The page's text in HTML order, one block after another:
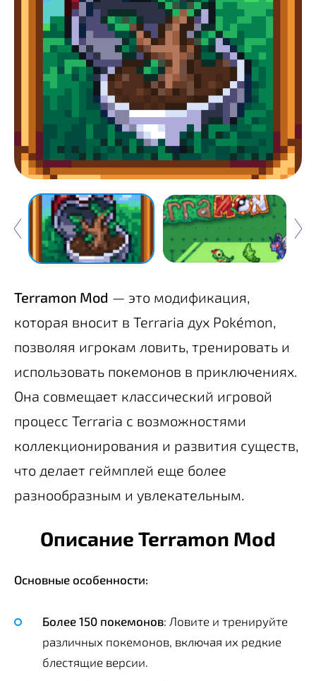
Terramon Mod — это модификация,
которая вносит в Terraria дух Pokémon,
позволяя игрокам ловить, тренировать и
использовать покемонов в приключениях.
Она совмещает классический игровой
процесс Terraria с возможностями
коллекционирования и развития существ,
что делает геймплей еще более
разнообразным и увлекательным.
Описание Terramon Mod
Основные особенности:
Более 150 покемонов: Ловите и тренируйте
различных покемонов, включая их редкие
блестящие версии.